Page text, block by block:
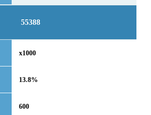
55388
x1000
13.8%
600